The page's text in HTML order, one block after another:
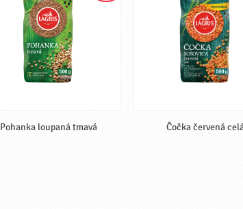
Pohanka loupaná tmavá Čočka červená